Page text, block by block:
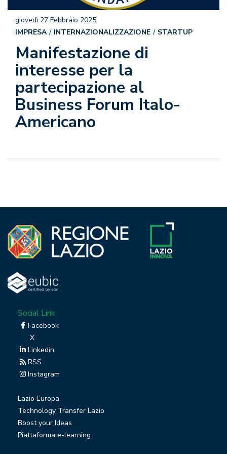
Manifestazione di
interesse per la
partecipazione al
Business Forum Italo-
Americano
giovedì 27 Febbraio 2025
IMPRESA
INTERNAZIONALIZZAZIONE STARTUP
Social Link
Facebook
X
Linkedin
RSS
Instagram
Lazio Europa
Technology Transfer Lazio
Boost your Ideas
Piattaforma e-learning